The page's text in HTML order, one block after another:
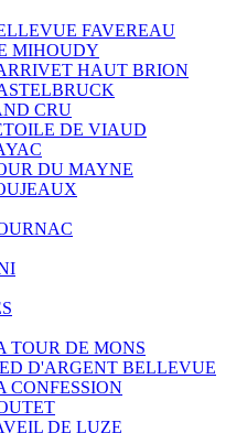
FAVEREAU
MIHOUDY
HAUT BRION
CRU
DE VIAUD
DU MAYNE
TOUR DE MONS
D'ARGENT BELLEVUE
CONFESSION
DE LUZE